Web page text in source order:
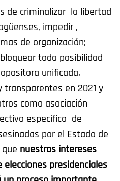
de criminalizar la libertad
impedir ,
de organización;
toda posibilidad
unificada,
en 2021 y
como asociación
específico de
por el Estado de
nuestros intereses
presidenciales